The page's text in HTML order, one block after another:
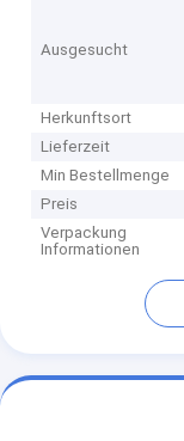
Ausgesucht
Herkunftsort
Lieferzeit
Min Bestellmenge
Preis
Verpackung
Informationen